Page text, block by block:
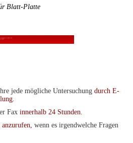
Blatt-Platte
jede mögliche Untersuchung durch E-
.
Fax innerhalb 24 Stunden.
anzurufen, wenn es irgendwelche Fragen